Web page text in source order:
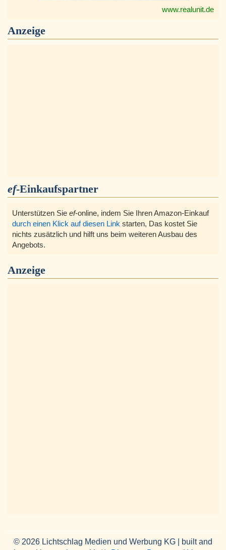
www.realunit.de
Anzeige
ef-Einkaufspartner
Unterstützen Sie ef-online, indem Sie Ihren Amazon-Einkauf
durch einen Klick auf diesen Link starten, Das kostet Sie
nichts zusätzlich und hilft uns beim weiteren Ausbau des
Angebots.
Anzeige
© 2026 Lichtschlag Medien und Werbung KG | built and